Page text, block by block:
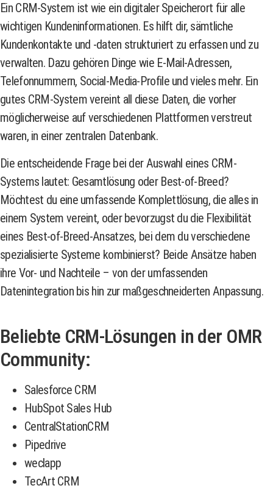
Ein CRM-System ist wie ein digitaler Speicherort für alle
wichtigen Kundeninformationen. Es hilft dir, sämtliche
Kundenkontakte und -daten strukturiert zu erfassen und zu
verwalten. Dazu gehören Dinge wie E-Mail-Adressen,
Telefonnummern, Social-Media-Profile und vieles mehr. Ein
gutes CRM-System vereint all diese Daten, die vorher
möglicherweise auf verschiedenen Plattformen verstreut
waren, in einer zentralen Datenbank.
Die entscheidende Frage bei der Auswahl eines CRM-
Systems lautet: Gesamtlösung oder Best-of-Breed?
Möchtest du eine umfassende Komplettlösung, die alles in
einem System vereint, oder bevorzugst du die Flexibilität
eines Best-of-Breed-Ansatzes, bei dem du verschiedene
spezialisierte Systeme kombinierst? Beide Ansätze haben
ihre Vor- und Nachteile – von der umfassenden
Datenintegration bis hin zur maßgeschneiderten Anpassung.
Beliebte CRM-Lösungen in der OMR
Community:
Salesforce CRM
HubSpot Sales Hub
CentralStationCRM
Pipedrive
weclapp
TecArt CRM